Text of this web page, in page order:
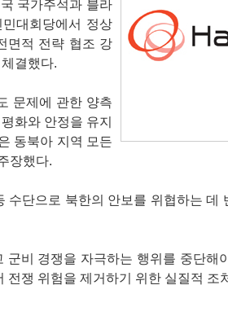
국가주석과 블라
대회당에서 정상
면적 전략 협조 강
결했다.
문제에 관한 양측
화와 안정을 유지
동북아 지역 모든
장했다.
수단으로 북한의 안보를 위협하는 데
군비 경쟁을 자극하는 행위를 중단해
쟁 위험을 제거하기 위한 실질적 조